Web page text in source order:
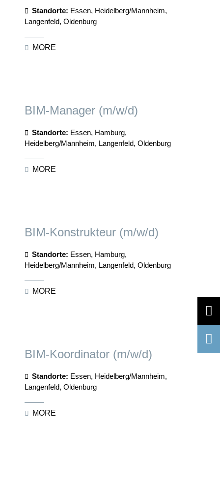
Standorte: Essen, Heidelberg/Mannheim,
Langenfeld, Oldenburg
MORE
BIM-Manager (m/w/d)
Standorte: Essen, Hamburg,
Heidelberg/Mannheim, Langenfeld, Oldenburg
MORE
BIM-Konstrukteur (m/w/d)
Standorte: Essen, Hamburg,
Heidelberg/Mannheim, Langenfeld, Oldenburg
MORE
BIM-Koordinator (m/w/d)
Standorte: Essen, Heidelberg/Mannheim,
Langenfeld, Oldenburg
MORE